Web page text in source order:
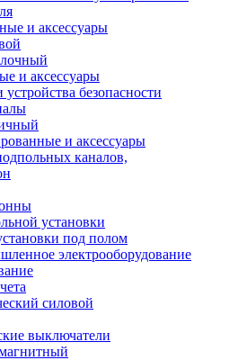
и аксессуары
и аксессуары
безопасности
и аксессуары
каналов,
установки
под полом
электрооборудование
силовой
выключатели